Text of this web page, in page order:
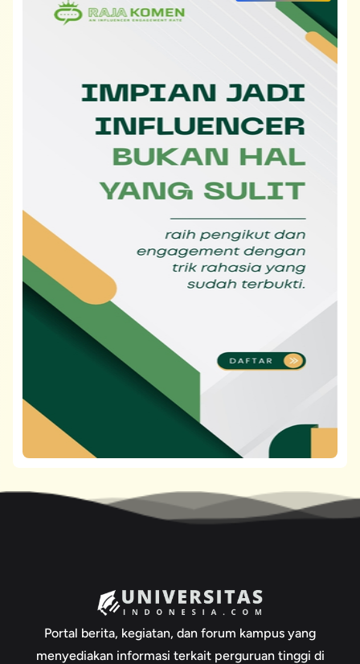
Portal berita, kegiatan, dan forum kampus yang
menyediakan informasi terkait perguruan tinggi di